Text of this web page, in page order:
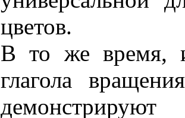
цветов.
В то же время,
глагола